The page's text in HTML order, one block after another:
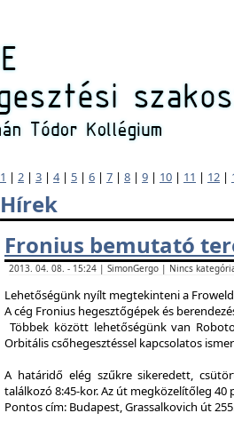
1 | 2 | 3 | 4| 5 | 6 | 7 | 8 | 9 | 10 | 11 | 12 |
Hírek
Fronius bemutató
2013. 04. 08. - 15:24 | SimonGergo | Nincs
Lehetőségünk nyílt megtekinteni a
A cég Fronius hegesztőgépek és
Többek között lehetőségünk van
Orbitális csőhegesztéssel kapcsolatos
A határidő elég szűkre sikeredett,
találkozó 8:45-kor. Az út megközelítőleg 40
Pontos cím: Budapest, Grassalkovich út